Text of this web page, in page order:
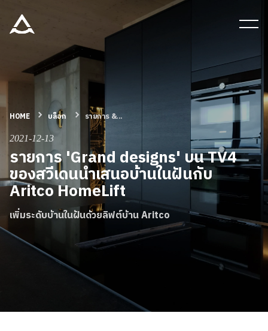
เครื่องมือและเอกสาร
บล็อก & ข่าวสาร
ผลิตภัณฑ์
เกี่ยวกับ ARITCO
สําหรับมืออาชีพ
สั่งซื้อ Digital HomeKit
HOME บล็อก รายการ &...
2021-12-13
รายการ 'Grand designs' บน TV4
ของสวีเดนนำเสนอบ้านในฝันกับ
Aritco HomeLift
เพิ่มระดับบ้านในฝันด้วยลิฟต์บ้าน Aritco